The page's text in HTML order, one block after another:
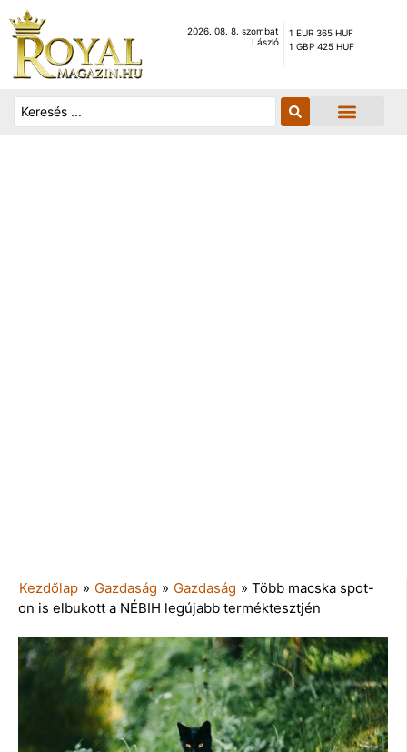
2026. 08. 8. szombat
László
1 EUR 365 HUF
1 GBP 425 HUF
Kezdőlap » Gazdaság » Gazdaság » Több macska spot-
on is elbukott a NÉBIH legújabb terméktesztjén